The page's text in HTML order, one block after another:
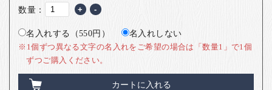
数量： + -
名入れする（550円） 名入れしない
※1個ずつ異なる文字の名入れをご希望の場合は「数量1」で1個
ずつご購入ください。
カートに入れる